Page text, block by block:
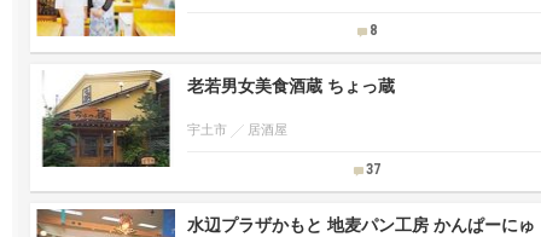
8
老若男女美食酒蔵 ちょっ蔵
宇土市 居酒屋
37
水辺プラザかもと 地麦パン工房 かんぱーにゅ